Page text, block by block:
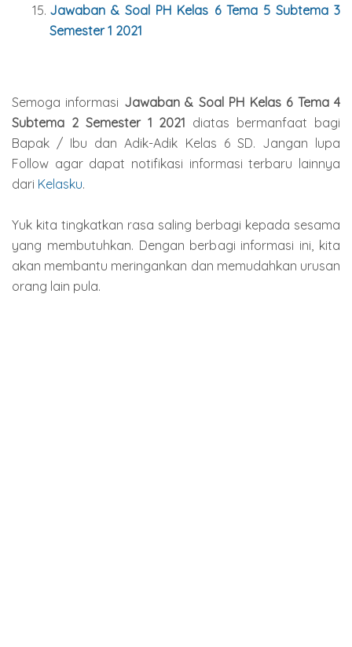
Jawaban & Soal PH Kelas 6 Tema 5 Subtema 3
Semester 1 2021
Semoga informasi Jawaban & Soal PH Kelas 6 Tema 4
Subtema 2 Semester 1 2021 diatas bermanfaat bagi
Bapak / Ibu dan Adik-Adik Kelas 6 SD. Jangan lupa
Follow agar dapat notifikasi informasi terbaru lainnya
dari Kelasku.
Yuk kita tingkatkan rasa saling berbagi kepada sesama
yang membutuhkan. Dengan berbagi informasi ini, kita
akan membantu meringankan dan memudahkan urusan
orang lain pula.